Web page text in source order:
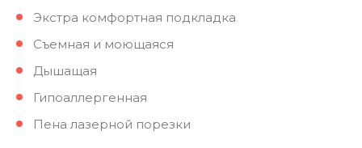
Экстра комфортная подкладка
Съемная и моющаяся
Дышащая
Гипоаллергенная
Пена лазерной порезки